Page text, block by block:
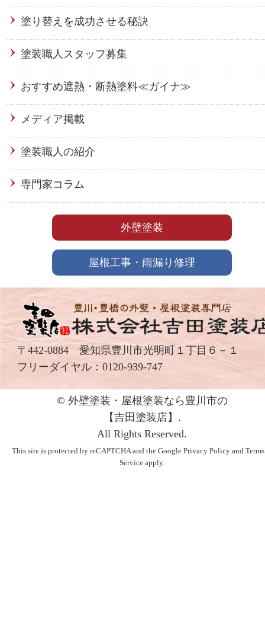
塗り替えを成功させる秘訣
塗装職人スタッフ募集
おすすめ遮熱・断熱塗料≪ガイナ≫
メディア掲載
塗装職人の紹介
専門家コラム
外壁塗装
屋根工事・雨漏り修理
〒442-0884 愛知県豊川市光明町１丁目６－１
フリーダイヤル： 0120-939-747
© 外壁塗装・屋根塗装なら豊川市の
【吉⽥塗装店】.
All Rights Reserved.
This site is protected by reCAPTCHA and the Google Privacy Policyand
Service apply.